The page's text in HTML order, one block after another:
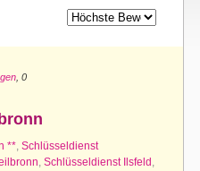
, 0
**, Schlüsseldienst
, Schlüsseldienst Ilsfeld ,